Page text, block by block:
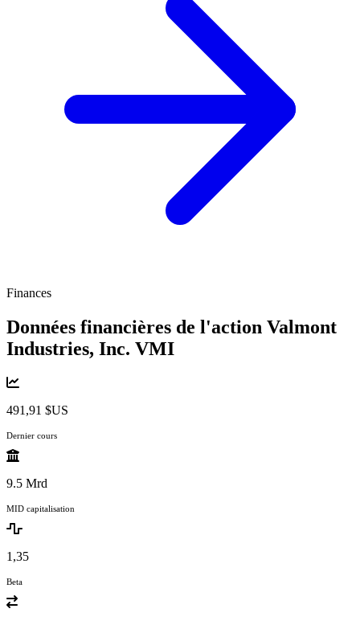
Finances
Données financières de l'action Valmont
Industries, Inc. VMI
491,91 $US
Dernier cours
9.5 Mrd
MID capitalisation
1,35
Beta